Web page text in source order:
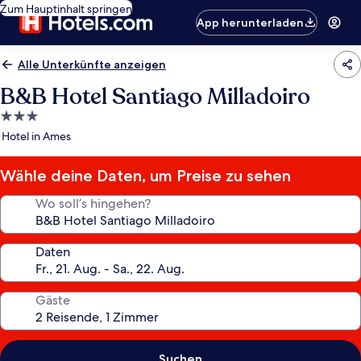
Zum Hauptinhalt springen
App herunterladen
Alle Unterkünfte anzeigen
B&B Hotel Santiago Milladoiro
3.0-
Sterne-
Hotel in Ames
Wähle deine Daten, um Preise zu sehen
Wo soll’s hingehen?
Daten
Gäste